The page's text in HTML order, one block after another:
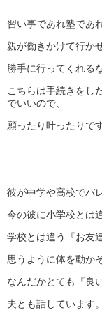
習い事であれ塾であれ
親が働きかけて行か
勝手に行ってくれる
こちらは手続きをし
でいいので、
願ったり叶ったりです
彼が中学や高校でバ
今の彼に小学校とは
学校とは違う『お友
思うように体を動か
なんだかとても『良
夫とも話しています。